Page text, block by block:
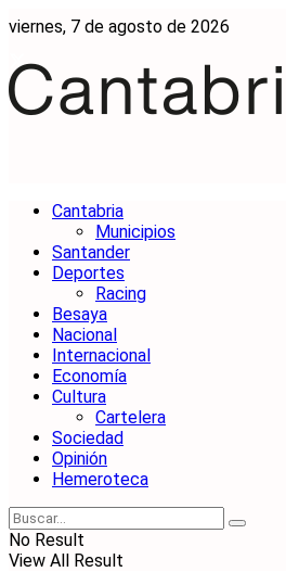
viernes, 7 de agosto de 2026
Cantabria
Municipios
Santander
Deportes
Racing
Besaya
Nacional
Internacional
Economía
Cultura
Cartelera
Sociedad
Opinión
Hemeroteca
No Result
View All Result